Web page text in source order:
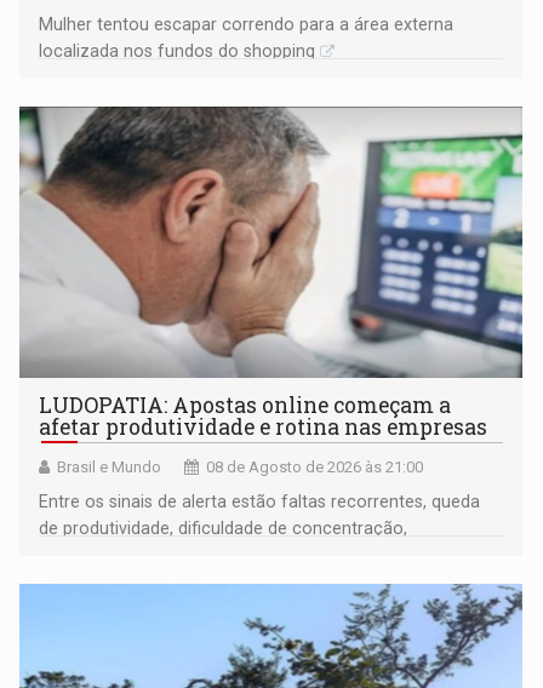
Mulher tentou escapar correndo para a área externa
localizada nos fundos do shopping
LUDOPATIA: Apostas online começam a
afetar produtividade e rotina nas empresas
Brasil e Mundo 08 de Agosto de 2026 às 21:00
Entre os sinais de alerta estão faltas recorrentes, queda
de produtividade, dificuldade de concentração,